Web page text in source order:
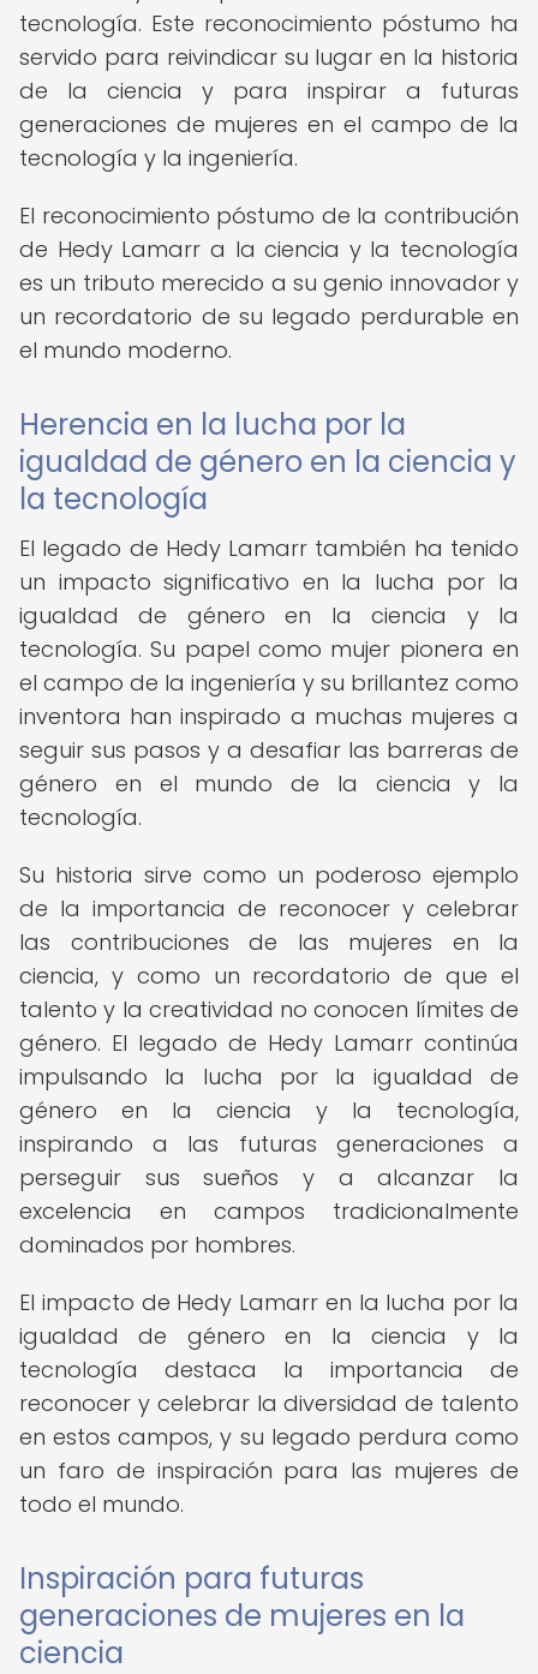
tecnología. Este reconocimiento póstumo ha
servido para reivindicar su lugar en la historia
de la ciencia y para inspirar a futuras
generaciones de mujeres en el campo de la
tecnología y la ingeniería.
El reconocimiento póstumo de la contribución
de Hedy Lamarr a la ciencia y la tecnología
es un tributo merecido a su genio innovador y
un recordatorio de su legado perdurable en
el mundo moderno.
Herencia en la lucha por la
igualdad de género en la ciencia y
la tecnología
El legado de Hedy Lamarr también ha tenido
un impacto significativo en la lucha por la
igualdad de género en la ciencia y la
tecnología. Su papel como mujer pionera en
el campo de la ingeniería y su brillantez como
inventora han inspirado a muchas mujeres a
seguir sus pasos y a desafiar las barreras de
género en el mundo de la ciencia y la
tecnología.
Su historia sirve como un poderoso ejemplo
de la importancia de reconocer y celebrar
las contribuciones de las mujeres en la
ciencia, y como un recordatorio de que el
talento y la creatividad no conocen límites de
género. El legado de Hedy Lamarr continúa
impulsando la lucha por la igualdad de
género en la ciencia y la tecnología,
inspirando a las futuras generaciones a
perseguir sus sueños y a alcanzar la
excelencia en campos tradicionalmente
dominados por hombres.
El impacto de Hedy Lamarr en la lucha por la
igualdad de género en la ciencia y la
tecnología destaca la importancia de
reconocer y celebrar la diversidad de talento
en estos campos, y su legado perdura como
un faro de inspiración para las mujeres de
todo el mundo.
Inspiración para futuras
generaciones de mujeres en la
ciencia